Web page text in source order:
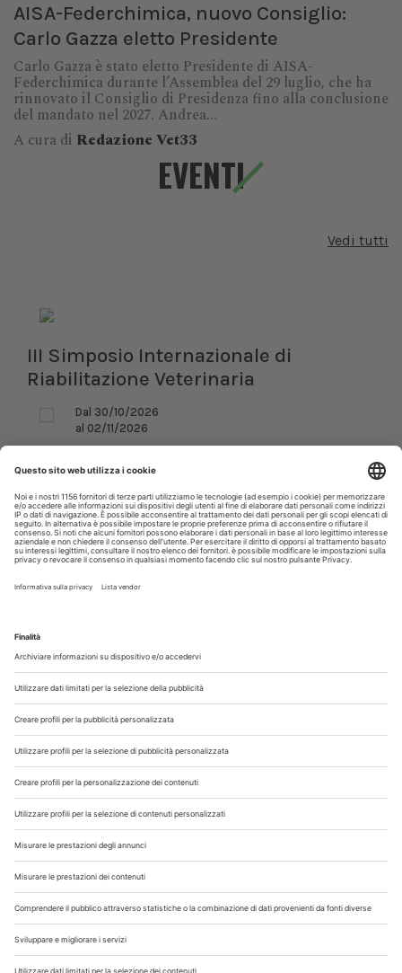
AISA-Federchimica, nuovo Consiglio:
Carlo Gazza eletto Presidente
Carlo Gazza è stato eletto Presidente di AISA-
Federchimica durante l’Assemblea del 29 luglio, che ha
rinnovato il Consiglio di Presidenza fino alla conclusione
del mandato nel 2027. Andrea...
A cura di Redazione Vet33
EVENTI
Vedi tutti
III Simposio Internazionale di
Riabilitazione Veterinaria
Dal 30/10/2026
al 02/11/2026